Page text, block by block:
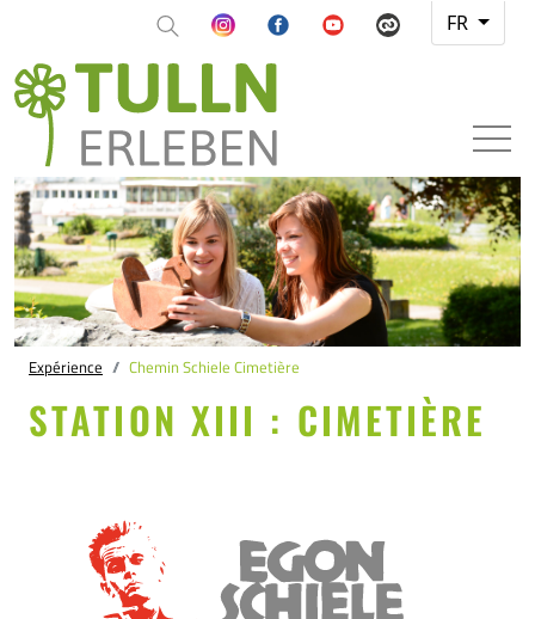
FR
Expérience Chemin Schiele Cimetière
STATION XIII : CIMETIÈRE